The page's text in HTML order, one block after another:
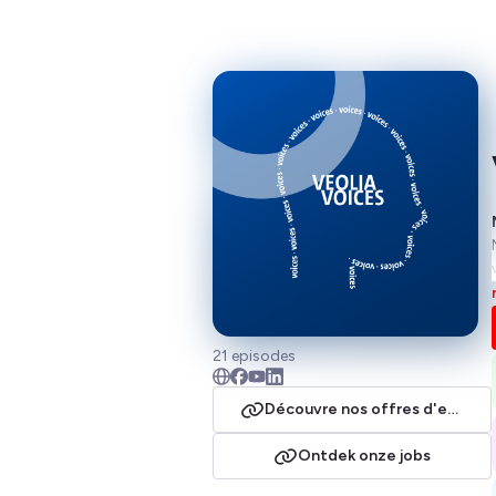
21 episodes
Découvre nos offres d'emploi
Ontdek onze jobs